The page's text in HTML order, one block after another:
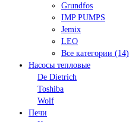
Grundfos
IMP PUMPS
Jemix
LEO
Все категории (14)
Насосы тепловые
De Dietrich
Toshiba
Wolf
Печи